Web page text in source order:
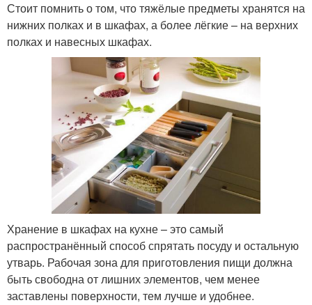
Стоит помнить о том, что тяжёлые предметы хранятся на
нижних полках и в шкафах, а более лёгкие – на верхних
полках и навесных шкафах.
Хранение в шкафах на кухне – это самый
распространённый способ спрятать посуду и остальную
утварь. Рабочая зона для приготовления пищи должна
быть свободна от лишних элементов, чем менее
заставлены поверхности, тем лучше и удобнее.